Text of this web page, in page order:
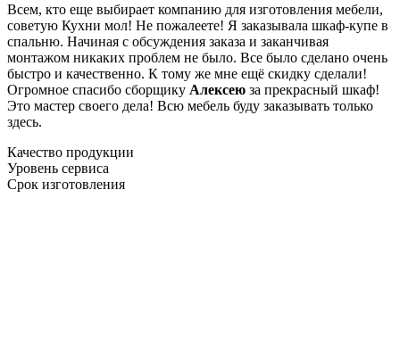
Всем, кто еще выбирает компанию для изготовления мебели,
советую Кухни мол! Не пожалеете! Я заказывала шкаф-купе в
спальню. Начиная с обсуждения заказа и заканчивая
монтажом никаких проблем не было. Все было сделано очень
быстро и качественно. К тому же мне ещё скидку сделали!
Огромное спасибо сборщику Алексею за прекрасный шкаф!
Это мастер своего дела! Всю мебель буду заказывать только
здесь.
Качество продукции
Уровень сервиса
Срок изготовления